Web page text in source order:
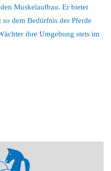
Muskelaufbau. Er bietet
dem Bedürfnis der Pferde
ihre Umgebung stets im